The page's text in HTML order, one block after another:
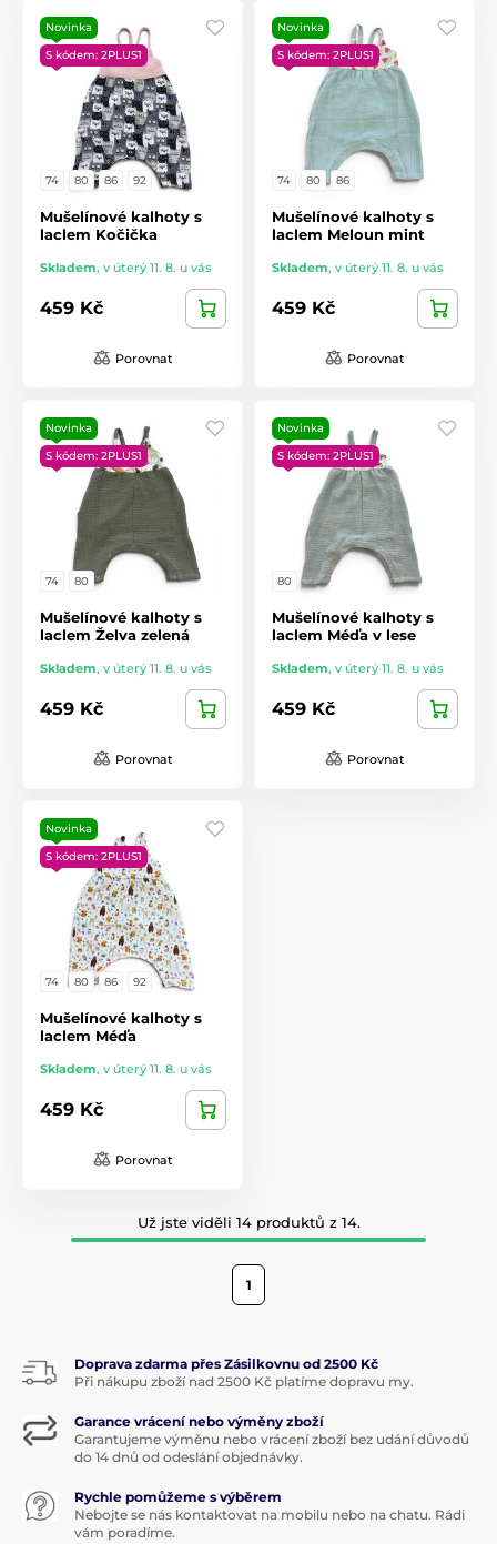
Novinka
S kódem: 2PLUS1
74 80 86 92
Mušelínové kalhoty s
laclem Kočička
Skladem, v úterý 11. 8. u vás
459 Kč
Porovnat
Novinka
S kódem: 2PLUS1
74 80 86
Mušelínové kalhoty s
laclem Meloun mint
Skladem, v úterý 11. 8. u vás
459 Kč
Porovnat
Novinka
S kódem: 2PLUS1
74 80
Mušelínové kalhoty s
laclem Želva zelená
Skladem, v úterý 11. 8. u vás
459 Kč
Porovnat
Novinka
S kódem: 2PLUS1
80
Mušelínové kalhoty s
laclem Méďa v lese
Skladem, v úterý 11. 8. u vás
459 Kč
Porovnat
Novinka
S kódem: 2PLUS1
74 80 86 92
Mušelínové kalhoty s
laclem Méďa
Skladem, v úterý 11. 8. u vás
459 Kč
Porovnat
Už jste viděli 14 produktů z 14.
1
Doprava zdarma přes Zásilkovnu od 2500 Kč
Při nákupu zboží nad 2500 Kč platíme dopravu my.
Garance vrácení nebo výměny zboží
Garantujeme výměnu nebo vrácení zboží bez udání důvodů
do 14 dnů od odeslání objednávky.
Rychle pomůžeme s výběrem
Nebojte se nás kontaktovat na mobilu nebo na chatu. Rádi
vám poradíme.